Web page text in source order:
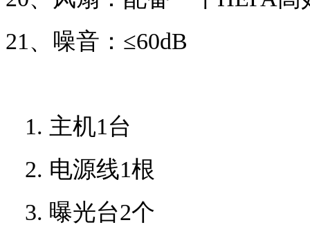
21、 噪音 ： ≤60dB
1. 主机1台
2. 电源线1根
3. 曝光台2个